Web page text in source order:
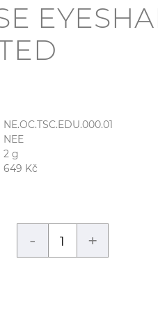
NE.OC.TSC.EDU.000.01
NEE
2 g
649 Kč
- +